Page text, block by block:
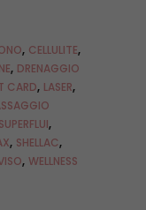
CELLULITE
DRENAGGIO
CARD LASER
SHELLAC
WELLNESS